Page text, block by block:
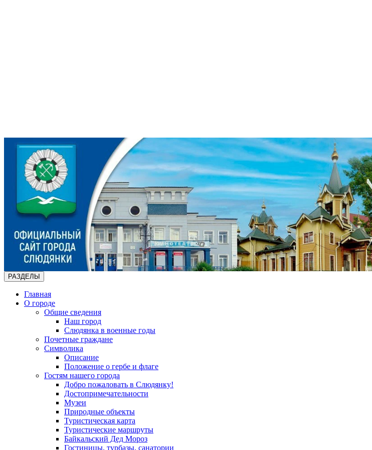
РАЗДЕЛЫ
Главная
О городе
Общие сведения
Наш город
Слюдянка в военные годы
Почетные граждане
Символика
Описание
Положение о гербе и флаге
Гостям нашего города
Добро пожаловать в Слюдянку!
Достопримечательности
Музеи
Природные объекты
Туристическая карта
Туристические маршруты
Байкальский Дед Мороз
Гостиницы, турбазы, санатории